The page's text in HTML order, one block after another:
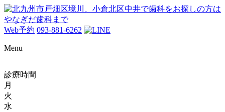
Web予約 093-881-6262
Menu
診療時間
月
火
水